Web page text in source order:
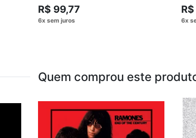
R$ 99,77
Quem comprou este